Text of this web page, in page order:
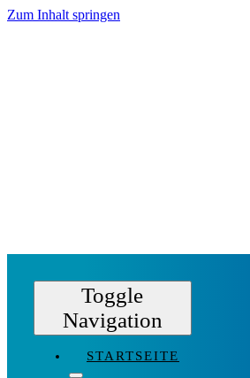
Zum Inhalt springen
Toggle
Navigation
STARTSEITE